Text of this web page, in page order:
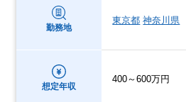
勤務地
東京都 神奈川県
想定年収
400～600万円